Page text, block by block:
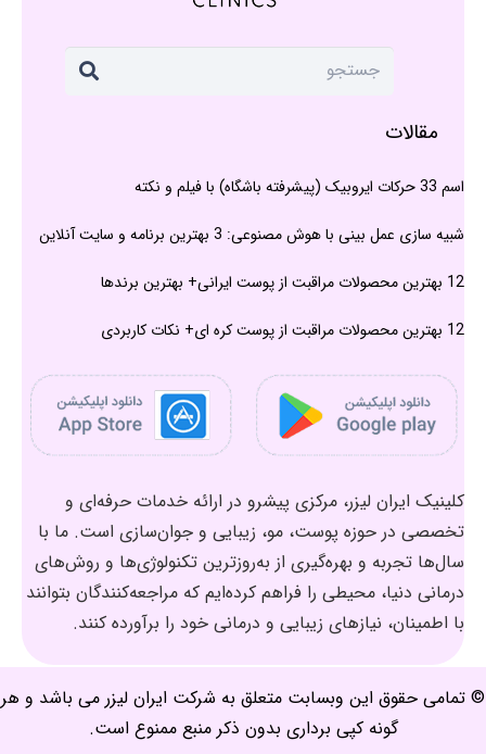
مقالات
اسم 33 حرکات ایروبیک (پیشرفته باشگاه) با فیلم و نکته
شبیه سازی عمل بینی با هوش مصنوعی: 3 بهترین برنامه و سایت آنلاین
12 بهترین محصولات مراقبت از پوست ایرانی+ بهترین برندها
12 بهترین محصولات مراقبت از پوست کره ای+ نکات کاربردی
کلینیک ایران لیزر، مرکزی پیشرو در ارائه خدمات حرفه‌ای و
تخصصی در حوزه پوست، مو، زیبایی و جوان‌سازی است. ما با
سال‌ها تجربه و بهره‌گیری از به‌روزترین تکنولوژی‌ها و روش‌های
درمانی دنیا، محیطی را فراهم کرده‌ایم که مراجعه‌کنندگان بتوانند
با اطمینان، نیازهای زیبایی و درمانی خود را برآورده کنند.
© تمامی حقوق این وبسابت متعلق به شرکت ایران لیزر می باشد و هر
گونه کپی برداری بدون ذکر منبع ممنوع است.